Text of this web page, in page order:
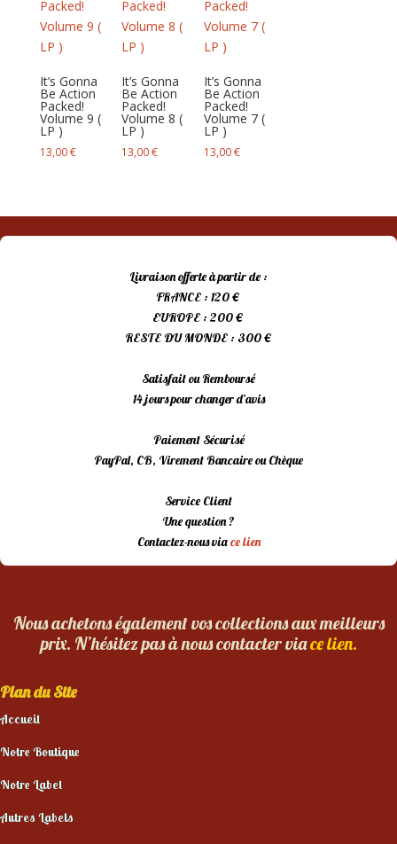
plus
ancien
It’s Gonna
Be Action
Packed!
Volume 9 (
LP )
13,00€
It’s Gonna
Be Action
Packed!
Volume 8 (
LP )
13,00€
It’s Gonna
Be Action
Packed!
Volume 7 (
LP )
13,00€
Livraison offerte à partir de :
FRANCE : 120 €
EUROPE : 200 €
RESTE DU MONDE : 300 €
Satisfait ou Remboursé
14 jours pour changer d’avis
Paiement Sécurisé
PayPal, CB, Virement Bancaire ou Chèque
Service Client
Une question ?
Contactez-nous viace lien
Nous achetons également vos collections aux meilleurs
prix. N’hésitez pas à nous contacter viace lien.
Plan du Site
Accueil
Notre Boutique
Notre Label
Autres Labels